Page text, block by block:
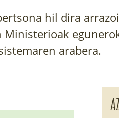
hil dira arrazoi
Ministerioak
arabera.